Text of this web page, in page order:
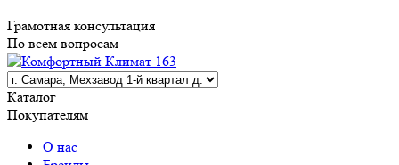
Грамотная консультация
По всем вопросам
Каталог
Покупателям
О нас